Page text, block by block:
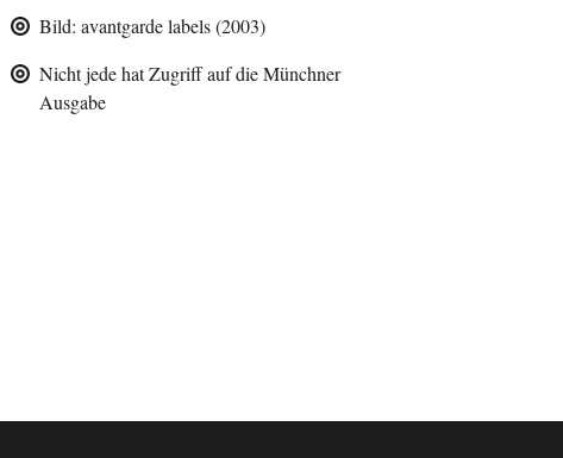
Bild: avantgarde labels (2003)
Nicht jede hat Zugriff auf die Münchner
Ausgabe